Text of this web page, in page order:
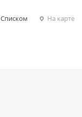
Списком На карте